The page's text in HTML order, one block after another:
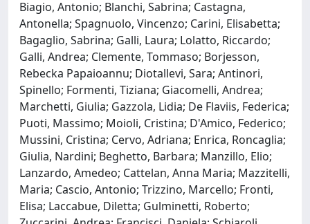
Biagio, Antonio; Blanchi, Sabrina; Castagna,
Antonella; Spagnuolo, Vincenzo; Carini, Elisabetta;
Bagaglio, Sabrina; Galli, Laura; Lolatto, Riccardo;
Galli, Andrea; Clemente, Tommaso; Borjesson,
Rebecka Papaioannu; Diotallevi, Sara; Antinori,
Spinello; Formenti, Tiziana; Giacomelli, Andrea;
Marchetti, Giulia; Gazzola, Lidia; De Flaviis, Federica;
Puoti, Massimo; Moioli, Cristina; D'Amico, Federico;
Mussini, Cristina; Cervo, Adriana; Enrica, Roncaglia;
Giulia, Nardini; Beghetto, Barbara; Manzillo, Elio;
Lanzardo, Amedeo; Cattelan, Anna Maria; Mazzitelli,
Maria; Cascio, Antonio; Trizzino, Marcello; Fronti,
Elisa; Laccabue, Diletta; Gulminetti, Roberto;